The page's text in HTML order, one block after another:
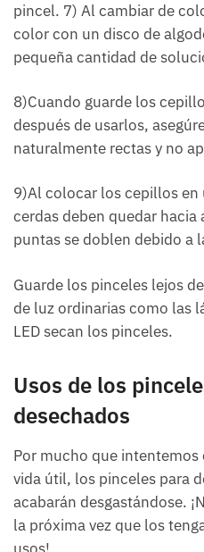
pincel. 7) Al cambiar de
color con un disco de
pequeña cantidad de
8)Cuando guarde los
después de usarlos,
naturalmente rectas y no
9)Al colocar los cepillos
cerdas deben quedar hacia
puntas se doblen debido a
Guarde los pinceles lejos
de luz ordinarias como las
LED secan los pinceles.
Usos de los
desechados
Por mucho que
vida útil, los pinceles para
acabarán desgastándose.
la próxima vez que los